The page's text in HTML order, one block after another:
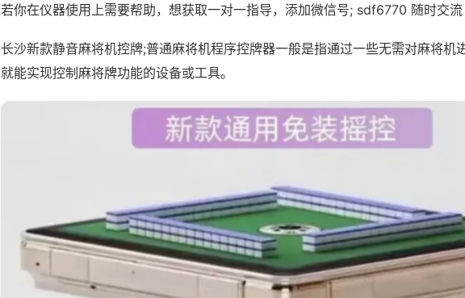
若你在仪器使用上需要帮助，想获取一对一指导，添加微信号; sdf6770 随时交流
长沙新款静音麻将机控牌;普通麻将机程序控牌器一般是指通过一些无需对麻将机
就能实现控制麻将牌功能的设备或工具。